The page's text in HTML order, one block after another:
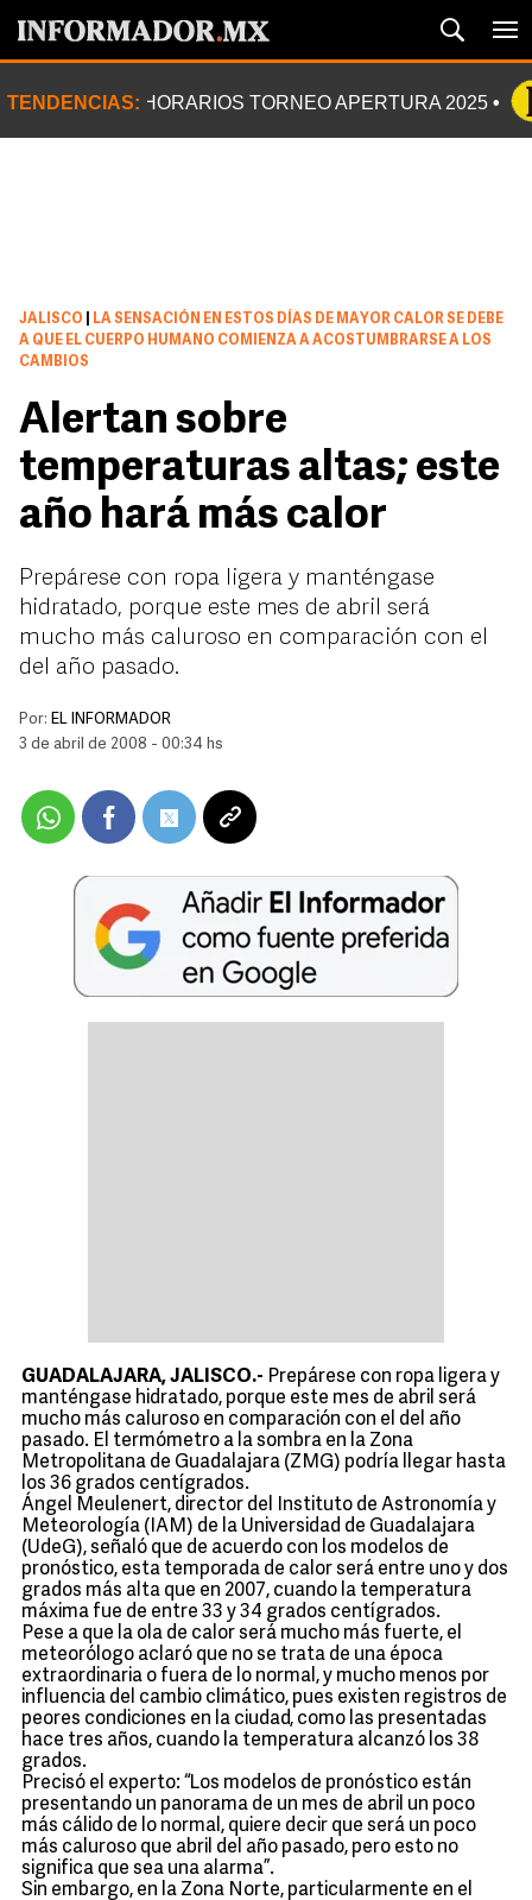
TENDENCIAS: HORARIOS TORNEO APERTURA 2025
JALISCO
LA SENSACIÓN EN ESTOS DÍAS DE MAYOR CALOR SE DEBE
A QUE EL CUERPO HUMANO COMIENZA A ACOSTUMBRARSE A LOS
CAMBIOS
Alertan sobre
temperaturas altas; este
año hará más calor
Prepárese con ropa ligera y manténgase
hidratado, porque este mes de abril será
mucho más caluroso en comparación con el
del año pasado.
Por: EL INFORMADOR
3 de abril de 2008 - 00:34 hs
GUADALAJARA, JALISCO.- Prepárese con ropa ligera y
manténgase hidratado, porque este mes de abril será
mucho más caluroso en comparación con el del año
pasado. El termómetro a la sombra en la Zona
Metropolitana de Guadalajara (ZMG) podría llegar hasta
los 36 grados centígrados.
Ángel Meulenert, director del Instituto de Astronomía y
Meteorología (IAM) de la Universidad de Guadalajara
(UdeG), señaló que de acuerdo con los modelos de
pronóstico, esta temporada de calor será entre uno y dos
grados más alta que en 2007, cuando la temperatura
máxima fue de entre 33 y 34 grados centígrados.
Pese a que la ola de calor será mucho más fuerte, el
meteorólogo aclaró que no se trata de una época
extraordinaria o fuera de lo normal, y mucho menos por
influencia del cambio climático, pues existen registros de
peores condiciones en la ciudad, como las presentadas
hace tres años, cuando la temperatura alcanzó los 38
grados.
Precisó el experto: “Los modelos de pronóstico están
presentando un panorama de un mes de abril un poco
más cálido de lo normal, quiere decir que será un poco
más caluroso que abril del año pasado, pero esto no
significa que sea una alarma”.
Sin embargo, en la Zona Norte, particularmente en el